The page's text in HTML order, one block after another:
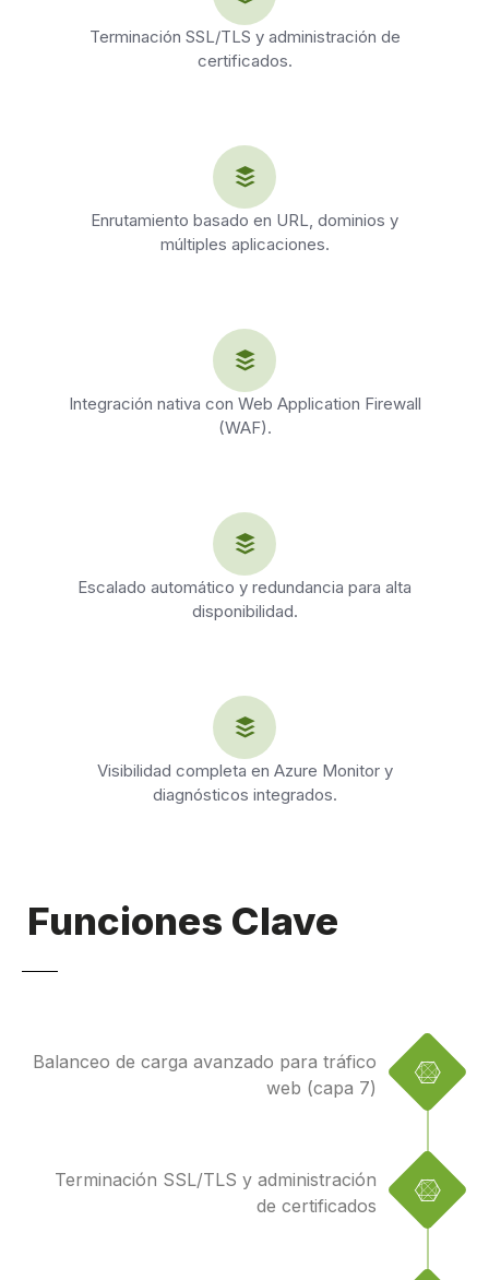
Terminación SSL/TLS y administración de
certificados.
Enrutamiento basado en URL, dominios y
múltiples aplicaciones.
Integración nativa con Web Application Firewall
(WAF).
Escalado automático y redundancia para alta
disponibilidad.
Visibilidad completa en Azure Monitor y
diagnósticos integrados.
Funciones Clave
Balanceo de carga avanzado para tráfico
web (capa 7)
Terminación SSL/TLS y administración
de certificados